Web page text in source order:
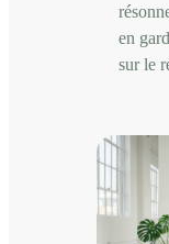
en
sur le